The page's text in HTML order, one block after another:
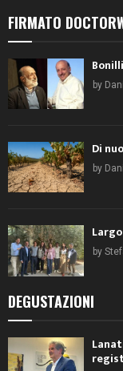
FIRMATO
by
Di
by
by
DEGUSTAZIONI